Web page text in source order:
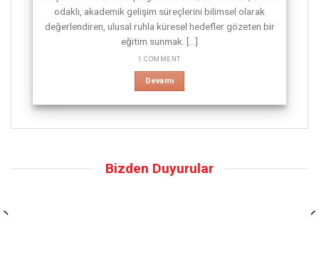
odaklı, akademik gelişim süreçlerini bilimsel olarak
değerlendiren, ulusal ruhla küresel hedefler gözeten bir
eğitim sunmak. [...]
1 COMMENT
Devamı
Bizden Duyurular